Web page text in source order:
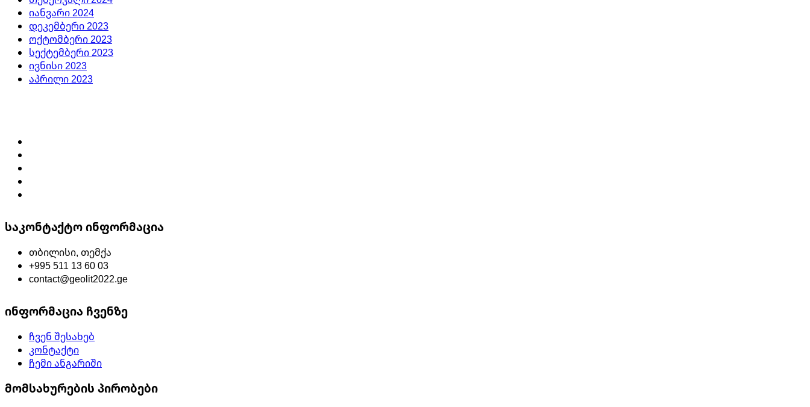
იანვარი 2024
დეკემბერი 2023
ოქტომბერი 2023
სექტემბერი 2023
ივნისი 2023
აპრილი 2023
საკონტაქტო ინფორმაცია
თბილისი, თემქა
+995 511 13 60 03
contact@geolit2022.ge
ინფორმაცია ჩვენზე
ჩვენ შესახებ
კონტაქტი
ჩემი ანგარიში
მომსახურების პირობები